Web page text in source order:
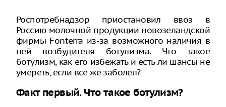
Роспотребнадзор приостановил ввоз в
Россию молочной продукции новозеландской
фирмы Fonterra из-за возможного наличия в
ней возбудителя ботулизма. Что такое
ботулизм, как его избежать и есть ли шансы не
умереть, если все же заболел?
Факт первый. Что такое ботулизм?